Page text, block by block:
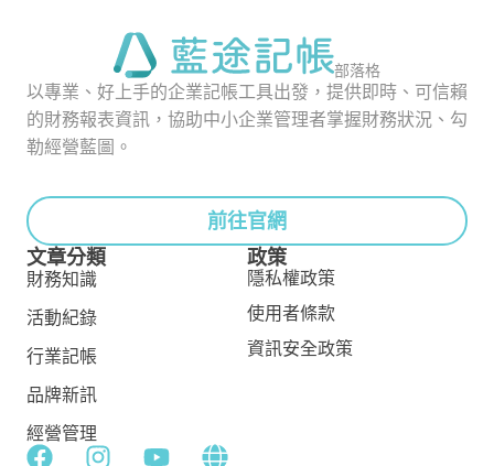
部落格
以專業、好上手的企業記帳工具出發，提供即時、可信賴
的財務報表資訊，協助中小企業管理者掌握財務狀況、勾
勒經營藍圖。
前往官網
文章分類
財務知識
活動紀錄
行業記帳
品牌新訊
經營管理
政策
隱私權政策
使用者條款
資訊安全政策